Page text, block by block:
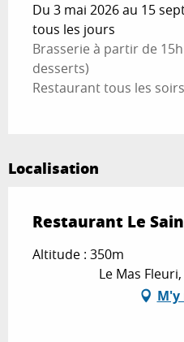
Du 3 mai 2026 au 15
tous les jours
Brasserie à partir de
desserts)
Restaurant tous les
Localisation
Restaurant Le
Altitude : 350m
Le Mas
M'y